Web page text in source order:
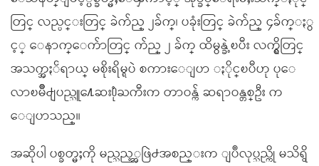
တြင္ လည္ပင္းတြင္ ခဲက်ည္ ၂ခ်က္၊ ပခုံးတြင္ ခဲက်ည္ ၄ခ်က္ႏွ
င့္ ေနာက္ေက်ာတြင္ က်ည္ ၂ ခ်က္ ထိမွန္ခဲ့ၿပီး လက္ရွိတြင္
အသက္အႏၲရာယ္ မစိုးရိမ္ရပဲ စကားေျပာ ႏိုင္ၿပီဟု ပုေ
လာၿမိဳ႕ျပည္သူ႔ေဆး႐ုံႀကီးက တာဝန္က် ဆရာဝန္တစ္ဦး က
ေျပာသည္။
အဆိုပါ ပစ္ခတ္မႈကို မည္သည့္အဖြဲ႕အစည္းက ျပဳလုပ္သည္ကို မသိရွိ